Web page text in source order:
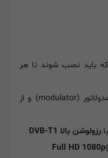
باید نصب شوند تا هر
یک منبع را به چندین نمایشگر با یک مدولاتور (modulator) و از
رزولوشن بالا DVB-T1
Full HD